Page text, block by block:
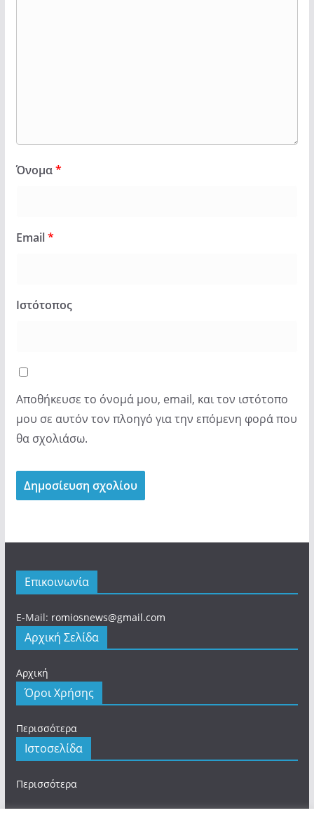
Όνομα*
Email*
Ιστότοπος
Αποθήκευσε το όνομά μου, email, και τον ιστότοπο
μου σε αυτόν τον πλοηγό για την επόμενη φορά που
θα σχολιάσω.
Επικοινωνία
E-Mail: romiosnews@gmail.com
Αρχική Σελίδα
Αρχική
Όροι Χρήσης
Περισσότερα
Ιστοσελίδα
Περισσότερα